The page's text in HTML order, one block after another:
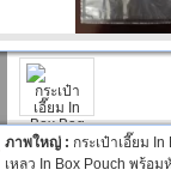
ภาพใหญ่ : กระเป๋าเอี๊ยม
เหลว In Box Pouch พร้อ